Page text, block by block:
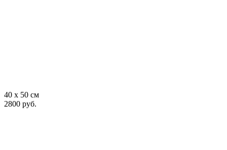
40 x 50 см
2800 руб.